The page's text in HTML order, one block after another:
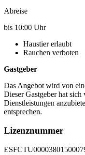
Abreise
bis 10:00 Uhr
Haustier erlaubt
Rauchen verboten
Gastgeber
Das Angebot wird von
Dieser Gastgeber hat
Dienstleistungen
entsprechen.
Lizenznummer